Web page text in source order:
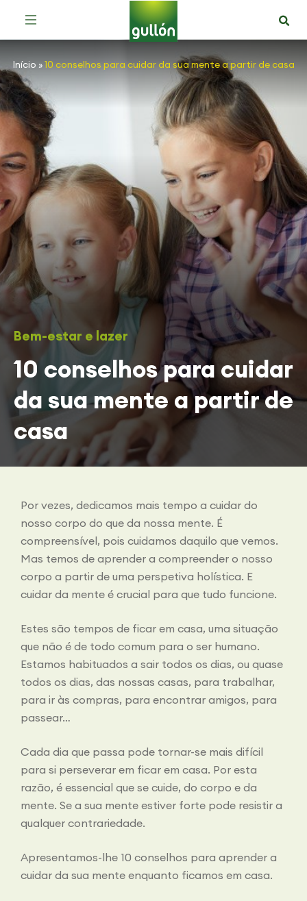
Início »10 conselhos para cuidar da sua mente a partir de casa
Bem-estar e lazer
10 conselhos para cuidar
da sua mente a partir de
casa
Por vezes, dedicamos mais tempo a cuidar do
nosso corpo do que da nossa mente. É
compreensível, pois cuidamos daquilo que vemos.
Mas temos de aprender a compreender o nosso
corpo a partir de uma perspetiva holística. E
cuidar da mente é crucial para que tudo funcione.
Estes são tempos de ficar em casa, uma situação
que não é de todo comum para o ser humano.
Estamos habituados a sair todos os dias, ou quase
todos os dias, das nossas casas, para trabalhar,
para ir às compras, para encontrar amigos, para
passear…
Cada dia que passa pode tornar-se mais difícil
para si perseverar em ficar em casa. Por esta
razão, é essencial que se cuide, do corpo e da
mente. Se a sua mente estiver forte pode resistir a
qualquer contrariedade.
Apresentamos-lhe 10 conselhos para aprender a
cuidar da sua mente enquanto ficamos em casa.